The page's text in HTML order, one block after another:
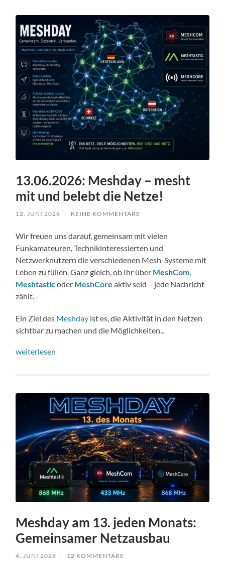
13.06.2026: Meshday – mesht
mit und belebt die Netze!
12. JUNI 2026 / KEINE KOMMENTARE
Wir freuen uns darauf, gemeinsam mit vielen
Funkamateuren, Technikinteressierten und
Netzwerknutzern die verschiedenen Mesh-Systeme mit
Leben zu füllen. Ganz gleich, ob Ihr über MeshCom,
Meshtasticoder MeshCore aktiv seid – jede Nachricht
zählt.
Ein Ziel des Meshday ist es, die Aktivität in den Netzen
sichtbar zu machen und die Möglichkeiten...
weiterlesen
Meshday am 13. jeden Monats:
Gemeinsamer Netzausbau
4. JUNI 2026 / 12 KOMMENTARE